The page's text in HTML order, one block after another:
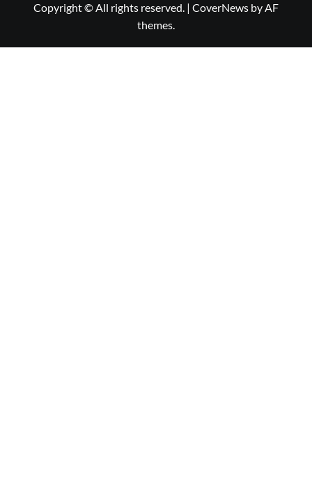
Copyright © All rights reserved. | CoverNews by AF
themes.